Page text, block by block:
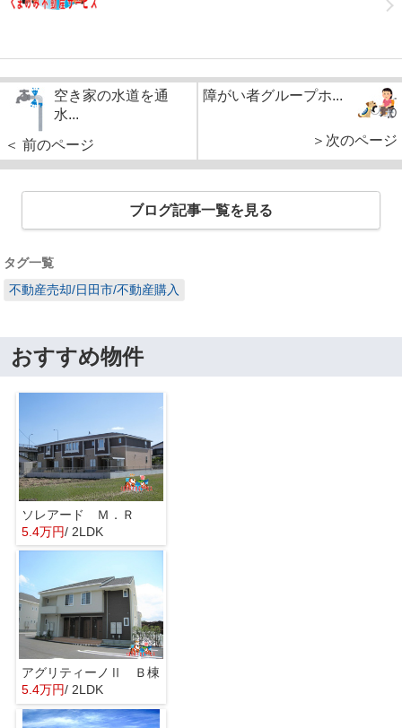
空き家の水道を通
水...
＜ 前のページ
障がい者グループホ...
＞次のページ
ブログ記事一覧を見る
タグ一覧
不動産売却/日田市/不動産購入
おすすめ物件
ソレアード Ｍ．Ｒ
5.4万円/ 2LDK
アグリティーノⅡ Ｂ棟
5.4万円/ 2LDK